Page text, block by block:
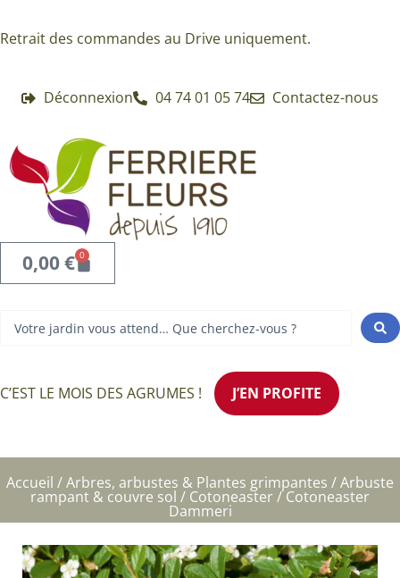
au
Retrait des commandes au Drive uniquement.
Déconnexion 04 74 01 05 74 Contactez-nous
0,00€ 0
Panier
C’EST LE MOIS DES AGRUMES ! J’EN PROFITE
Accueil /Arbres, arbustes & Plantes grimpantes /Arbuste
rampant & couvre sol / Cotoneaster/ Cotoneaster
Dammeri